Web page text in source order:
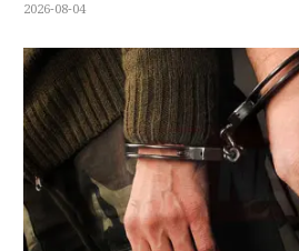
2026-08-04